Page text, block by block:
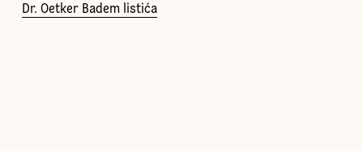
Dr. Oetker Badem listića